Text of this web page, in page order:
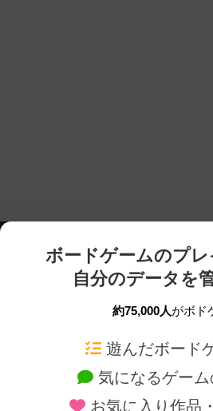
ボードゲームのプレ
自分のデータを
約75,000人がボド
遊んだボード
気になるゲー
お気に入り作品
ボードゲームを検索する